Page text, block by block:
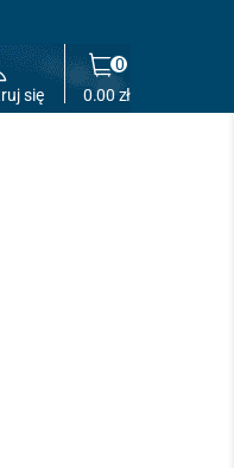
się 0.00zł
0